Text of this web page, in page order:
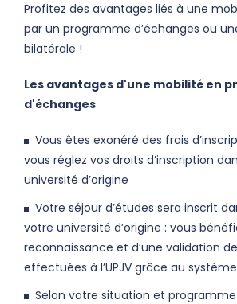
Profitez des avantages liés à une
par un programme d’échanges ou
bilatérale !
Les avantages d'une mobilité en
d'échanges
Vous êtes exonéré des frais
vous réglez vos droits d’inscription
université d’origine
Votre séjour d’études sera inscrit
votre université d’origine : vous
reconnaissance et d’une validation
effectuées à l’UPJV grâce au
Selon votre situation et